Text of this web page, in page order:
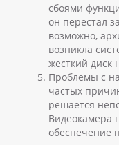
сбоями
он перестал
возможно,
возникла
жесткий диск
Проблемы с
частых
решается
Видеокамера
обеспечение